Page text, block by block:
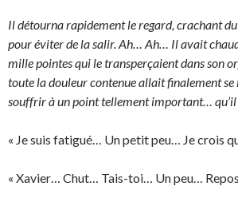
Il détourna rapidement le regard, crachant du
pour éviter de la salir. Ah… Ah… Il avait
mille pointes qui le transperçaient dans son
toute la douleur contenue allait finalement
souffrir à un point tellement important…
« Je suis fatigué… Un petit peu… Je crois
« Xavier… Chut… Tais-toi… Un peu…